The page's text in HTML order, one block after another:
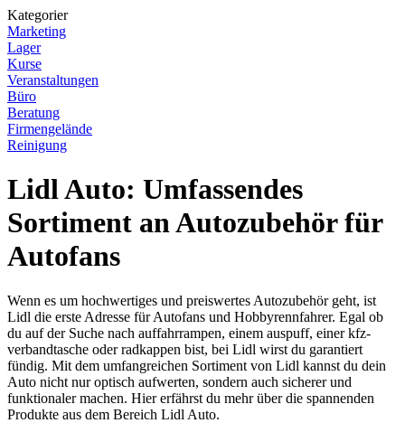
Kategorier
Marketing
Lager
Kurse
Veranstaltungen
Büro
Beratung
Firmengelände
Reinigung
Lidl Auto: Umfassendes
Sortiment an Autozubehör für
Autofans
Wenn es um hochwertiges und preiswertes Autozubehör geht, ist
Lidl die erste Adresse für Autofans und Hobbyrennfahrer. Egal ob
du auf der Suche nach auffahrrampen, einem auspuff, einer kfz-
verbandtasche oder radkappen bist, bei Lidl wirst du garantiert
fündig. Mit dem umfangreichen Sortiment von Lidl kannst du dein
Auto nicht nur optisch aufwerten, sondern auch sicherer und
funktionaler machen. Hier erfährst du mehr über die spannenden
Produkte aus dem Bereich Lidl Auto.